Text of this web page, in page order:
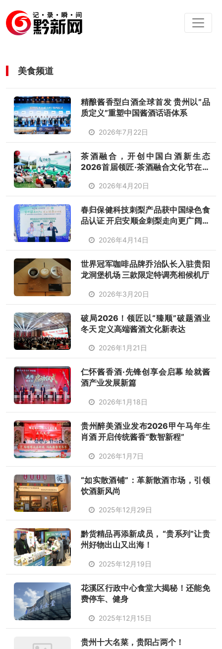
美食频道
精酿酱香型白酒全球首发 贵州以”品
质定义”重塑中国酱酒话语体系
2026年7月22日
茶酒融合，开创中国白酒新生态
2026首届领匠·茶酒融合文化节在贵
2026年4月20日
春归保健科技刺梨产品获中国绿色食
品认证 开启安顺金刺梨走向更广阔市
2026年4月14日
世界冠军咖啡品牌乔治队长入驻贵阳
龙洞堡机场 三款限定特调亮相候机厅
2026年3月20日
破局2026！领匠以“臻顺”破题酒业
冬天 定义高端酱酒文化新表达
2026年1月21日
仁怀酱香酒·先锋创享会启幕 绘就酱
酒产业发展新篇
2026年1月18日
贵州醉美酒业发布2026甲午马年生
肖酒 开启传统酱香“数智新程”
2026年1月7日
“如实散酒铺”：革新散酒市场，引领
饮酒新风尚
2025年12月29日
黔货精品再添新成员， “贵系列”让贵
州好物出山又出海！
2025年12月19日
花溪区行政中心食堂大揭秘！还能免
费停车、健身
2025年12月15日
贵州十大名菜，贵阳占两个！